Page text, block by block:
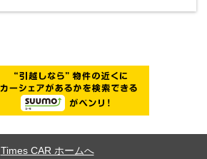
Times CAR ホームへ